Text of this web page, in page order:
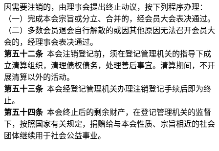
因需要注销的，由理事会提出终止动议，按下列程序办理：
（一）完成本会宗旨或分立、合并的，经会员大会表决通过。
（二）多数会员退会自行解散的或因其他原因无法召开会员大
会的，经理事会表决通过。
第五十二条本会注销登记前，须在登记管理机关的指导下成
立清算组织，清理债权债务，处理善后事宜。清算期间，不开
展清算以外的活动。
第五十三条本会经登记管理机关办理注销登记手续后即为终
止。
第五十四条本会终止后的剩余财产，在登记管理机关的监督
下，按照国家有关规定，捐赠给与本会性质、宗旨相近的社会
团体继续用于社会公益事业。